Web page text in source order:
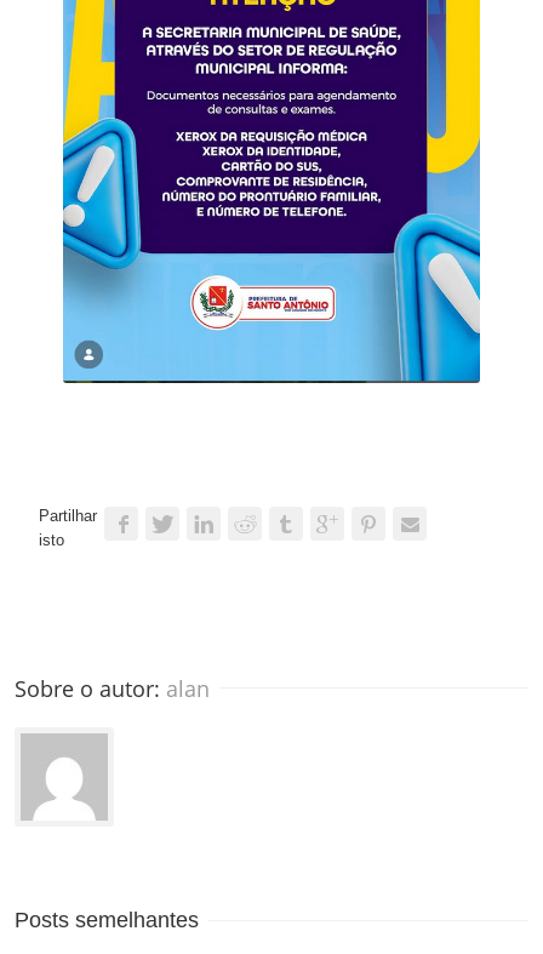
Partilhar
isto
Sobre o autor: alan
Posts semelhantes